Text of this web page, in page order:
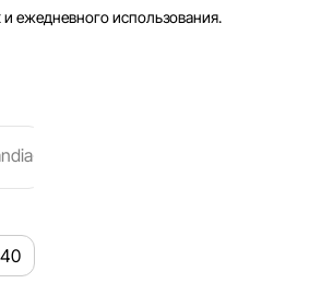
ежедневного использования.
40